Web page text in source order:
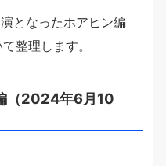
となったホアヒン編
整理します。
（2024年6月10